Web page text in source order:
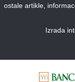
ostale artikle,
Izrada